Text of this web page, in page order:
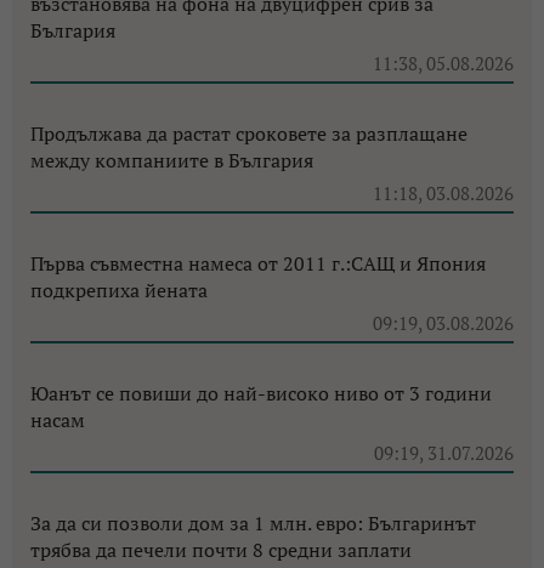
България
11:38, 05.08.2026
Продължава да растат сроковете за разплащане
между компаниите в България
11:18, 03.08.2026
Първа съвместна намеса от 2011 г.:САЩ и Япония
подкрепиха йената
09:19, 03.08.2026
Юанът се повиши до най-високо ниво от 3 години
насам
09:19, 31.07.2026
За да си позволи дом за 1 млн. евро: Българинът
трябва да печели почти 8 средни заплати